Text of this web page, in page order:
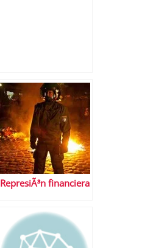
RepresiÃ³n financiera